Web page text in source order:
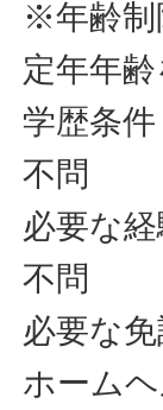
※年齢制
定年年
学歴条件
不問
必要な
不問
必要な
ホーム